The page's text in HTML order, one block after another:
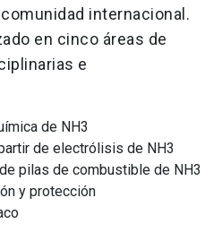
internacional.
en cinco áreas de
e
de NH3
de electrólisis de NH3
pilas de combustible de NH3
y protección